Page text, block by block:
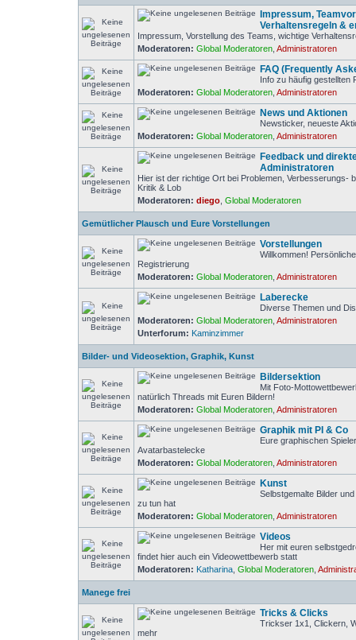
Impressum,
Verhaltensregeln &
Impressum, Vorstellung des Teams, wichtige
Moderatoren: Global Moderatoren Administratoren
FAQ (Frequently
Info zu häufig gestellten
Moderatoren: Global Moderatoren Administratoren
News und Aktionen
Newsticker, neueste
Moderatoren: Global Moderatoren Administratoren
Feedback und
Administratoren
Hier ist der richtige Ort bei Problemen, Verbesserungs-
Kritik & Lob
Moderatoren: diego Global Moderatoren
Gemütlicher Plausch und Eure Vorstellungen
Vorstellungen
Willkommen!
Registrierung
Moderatoren: Global Moderatoren Administratoren
Laberecke
Diverse Themen und
Moderatoren: Global Moderatoren Administratoren
Unterforum: Kaminzimmer
Bilder- und Videosektion, Graphik, Kunst
Bildersektion
Mit Foto-
natürlich Threads mit Euren Bildern!
Moderatoren: Global Moderatoren Administratoren
Graphik mit PI & Co
Eure graphischen
Avatarbastelecke
Moderatoren: Global Moderatoren Administratoren
Kunst
Selbstgemalte Bilder
zu tun hat
Moderatoren: Global Moderatoren Administratoren
Videos
Her mit euren
findet hier auch ein Videowettbewerb statt
Moderatoren: Katharina Global Moderatoren
Manege frei
Tricks & Clicks
Trickser 1x1, Clickern,
mehr